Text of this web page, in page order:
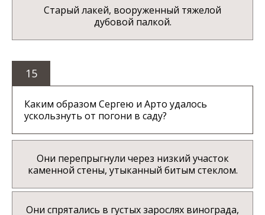
Старый лакей, вооруженный тяжелой
дубовой палкой.
15
Каким образом Сергею и Арто удалось
ускользнуть от погони в саду?
Они перепрыгнули через низкий участок
каменной стены, утыканный битым стеклом.
Они спрятались в густых зарослях винограда,